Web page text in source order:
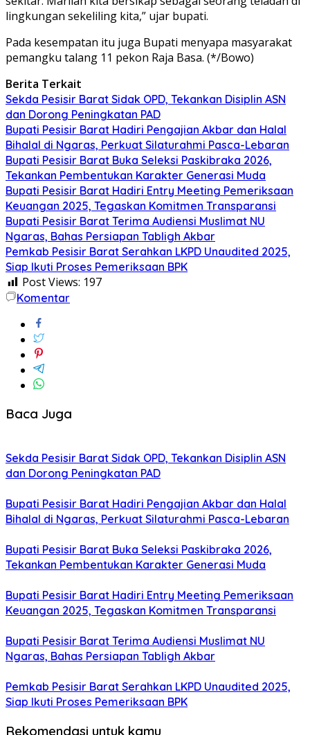
lingkungan sekeliling kita,” ujar bupati.
Pada kesempatan itu juga Bupati menyapa masyarakat
pemangku talang 11 pekon Raja Basa. (*/Bowo)
Berita Terkait
Sekda Pesisir Barat Sidak OPD, Tekankan Disiplin ASN
dan Dorong Peningkatan PAD
Bupati Pesisir Barat Hadiri Pengajian Akbar dan Halal
Bihalal di Ngaras, Perkuat Silaturahmi Pasca-Lebaran
Bupati Pesisir Barat Buka Seleksi Paskibraka 2026,
Tekankan Pembentukan Karakter Generasi Muda
Bupati Pesisir Barat Hadiri Entry Meeting Pemeriksaan
Keuangan 2025, Tegaskan Komitmen Transparansi
Bupati Pesisir Barat Terima Audiensi Muslimat NU
Ngaras, Bahas Persiapan Tabligh Akbar
Pemkab Pesisir Barat Serahkan LKPD Unaudited 2025,
Siap Ikuti Proses Pemeriksaan BPK
Post Views: 197
Komentar
Baca Juga
Sekda Pesisir Barat Sidak OPD, Tekankan Disiplin ASN
dan Dorong Peningkatan PAD
Bupati Pesisir Barat Hadiri Pengajian Akbar dan Halal
Bihalal di Ngaras, Perkuat Silaturahmi Pasca-Lebaran
Bupati Pesisir Barat Buka Seleksi Paskibraka 2026,
Tekankan Pembentukan Karakter Generasi Muda
Bupati Pesisir Barat Hadiri Entry Meeting Pemeriksaan
Keuangan 2025, Tegaskan Komitmen Transparansi
Bupati Pesisir Barat Terima Audiensi Muslimat NU
Ngaras, Bahas Persiapan Tabligh Akbar
Pemkab Pesisir Barat Serahkan LKPD Unaudited 2025,
Siap Ikuti Proses Pemeriksaan BPK
Rekomendasi untuk kamu